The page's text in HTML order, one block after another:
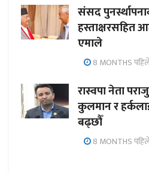
संसद
हस्ताक्षरसहित
एमाले
8 MONTHS
रास्वपा नेता
कुलमान र
बढ्छौँ
8 MONTHS